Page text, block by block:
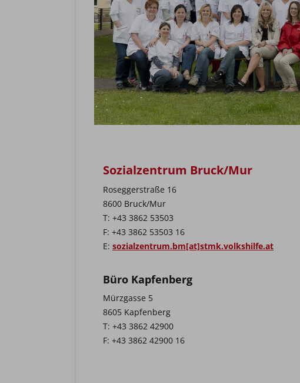
Sozialzentrum Bruck/Mur
Roseggerstraße 16
8600 Bruck/Mur
T: +43 3862 53503
F: +43 3862 53503 16
E: sozialzentrum.bm[at]stmk.volkshilfe.at
Büro Kapfenberg
Mürzgasse 5
8605 Kapfenberg
T: +43 3862 42900
F: +43 3862 42900 16